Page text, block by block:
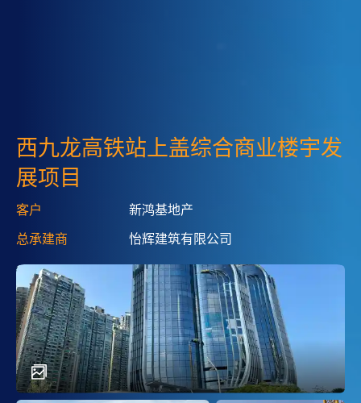
西九龙高铁站上盖综合商业楼宇发
展项目
客户
新鸿基地产
总承建商
怡辉建筑有限公司